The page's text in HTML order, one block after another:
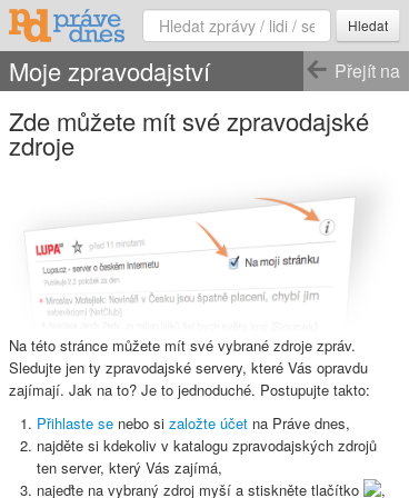
Hledat
Přejít na
Moje zpravodajství
Zde můžete mít své zpravodajské
zdroje
Na této stránce můžete mít své vybrané zdroje zpráv.
Sledujte jen ty zpravodajské servery, které Vás opravdu
zajímají. Jak na to? Je to jednoduché. Postupujte takto:
Přihlaste se nebo si založte účet na Práve dnes,
najděte si kdekoliv v katalogu zpravodajských zdrojů
ten server, který Vás zajímá,
najeďte na vybraný zdroj myší a stiskněte tlačítko ,